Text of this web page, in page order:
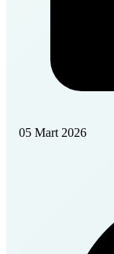
05 Mart 2026